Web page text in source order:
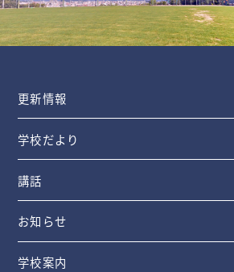
更新情報
学校だより
講話
お知らせ
学校案内